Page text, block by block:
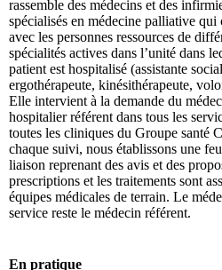
rassemble des médecins et des
spécialisés en médecine palliative qui
avec les personnes ressources de
spécialités actives dans l’unité dans
patient est hospitalisé (assistante
ergothérapeute, kinésithérapeute,
Elle intervient à la demande du
hospitalier référent dans tous les
toutes les cliniques du Groupe santé
chaque suivi, nous établissons une
liaison reprenant des avis et des
prescriptions et les traitements sont
équipes médicales de terrain. Le
service reste le médecin référent.
En pratique